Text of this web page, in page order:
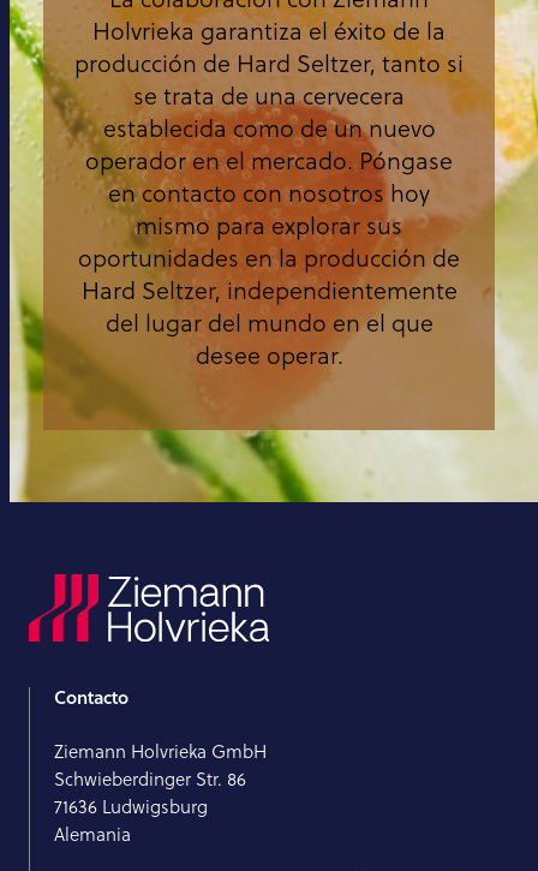
Holvrieka garantiza el éxito de la
producción de Hard Seltzer, tanto si
se trata de una cervecera
establecida como de un nuevo
operador en el mercado. Póngase
en contacto con nosotros hoy
mismo para explorar sus
oportunidades en la producción de
Hard Seltzer, independientemente
del lugar del mundo en el que
desee operar.
Contacto
Ziemann Holvrieka GmbH
Schwieberdinger Str. 86
71636 Ludwigsburg
Alemania